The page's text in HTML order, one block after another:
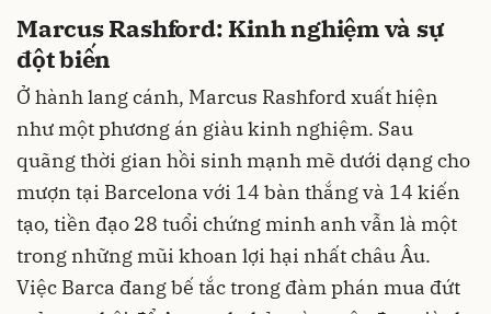
Marcus Rashford: Kinh nghiệm và sự
đột biến
Ở hành lang cánh, Marcus Rashford xuất hiện
như một phương án giàu kinh nghiệm. Sau
quãng thời gian hồi sinh mạnh mẽ dưới dạng cho
mượn tại Barcelona với 14 bàn thắng và 14 kiến
tạo, tiền đạo 28 tuổi chứng minh anh vẫn là một
trong những mũi khoan lợi hại nhất châu Âu.
Việc Barca đang bế tắc trong đàm phán mua đứt